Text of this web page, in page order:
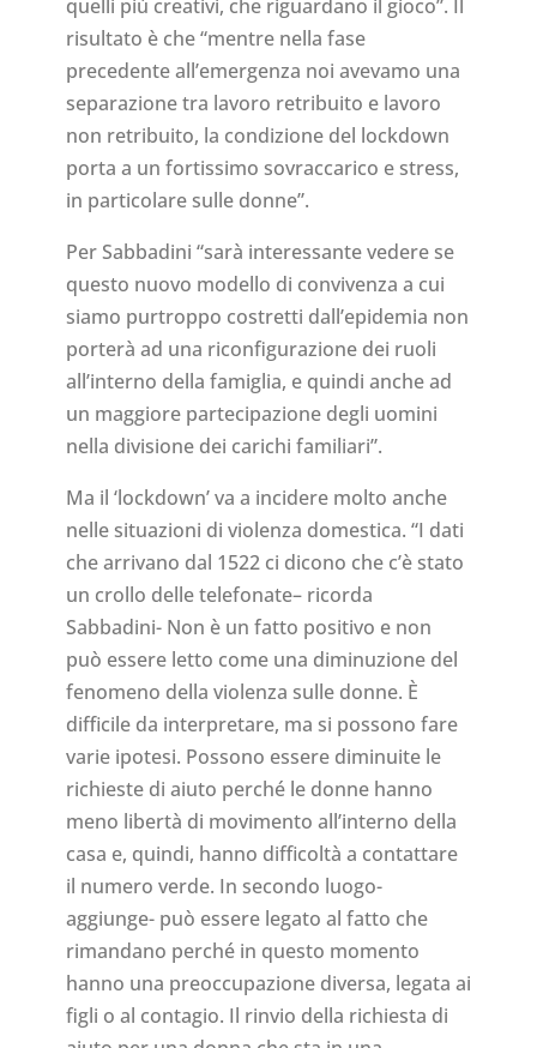
quelli più creativi, che riguardano il gioco”. Il
risultato è che “mentre nella fase
precedente all’emergenza noi avevamo una
separazione tra lavoro retribuito e lavoro
non retribuito, la condizione del lockdown
porta a un fortissimo sovraccarico e stress,
in particolare sulle donne”.
Per Sabbadini “sarà interessante vedere se
questo nuovo modello di convivenza a cui
siamo purtroppo costretti dall’epidemia non
porterà ad una riconfigurazione dei ruoli
all’interno della famiglia, e quindi anche ad
un maggiore partecipazione degli uomini
nella divisione dei carichi familiari”.
Ma il ‘lockdown’ va a incidere molto anche
nelle situazioni di violenza domestica. “I dati
che arrivano dal 1522 ci dicono che c’è stato
un crollo delle telefonate– ricorda
Sabbadini- Non è un fatto positivo e non
può essere letto come una diminuzione del
fenomeno della violenza sulle donne. È
difficile da interpretare, ma si possono fare
varie ipotesi. Possono essere diminuite le
richieste di aiuto perché le donne hanno
meno libertà di movimento all’interno della
casa e, quindi, hanno difficoltà a contattare
il numero verde. In secondo luogo-
aggiunge- può essere legato al fatto che
rimandano perché in questo momento
hanno una preoccupazione diversa, legata ai
figli o al contagio. Il rinvio della richiesta di